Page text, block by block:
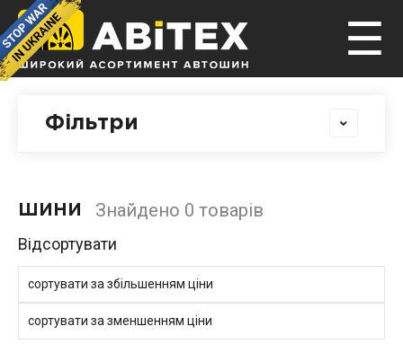
☰
Фільтри
ШИНИ Знайдено 0 товарів
Відсортувати
сортувати за збільшенням ціни
сортувати за зменшенням ціни